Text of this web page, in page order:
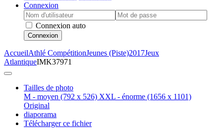
Connexion
Connexion auto
Connexion
AccueilAthlé CompétitionJeunes (Piste)2017Jeux
AtlantiqueIMK37971
Tailles de photo
M - moyen (792 x 526) XXL - énorme (1656 x 1101)
Original
diaporama
Télécharger ce fichier